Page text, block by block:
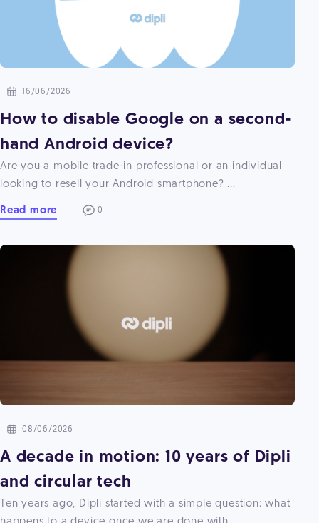
16/06/2026
How to disable Google on a second-
hand Android device?
Are you a mobile trade-in professional or an individual
looking to resell your Android smartphone? ...
Read more 0
08/06/2026
A decade in motion: 10 years of Dipli
and circular tech
Ten years ago, Dipli started with a simple question: what